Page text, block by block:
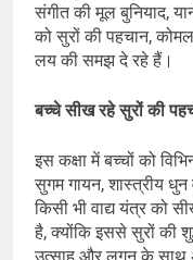
संगीत की मूल बुनियाद,
को सुरों की पहचान,
लय की समझ दे रहे हैं।
बच्चे सीख रहे सुरों की
इस कक्षा में बच्चों को
सुगम गायन, शास्त्रीय धुन
किसी भी वाद्य यंत्र को
है, क्योंकि इससे सुरों की